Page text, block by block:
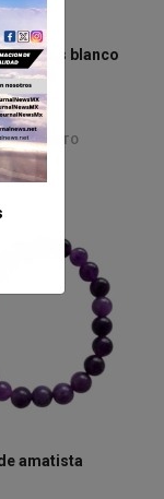
de ojos blanco
suave
AL CARRITO
amatista